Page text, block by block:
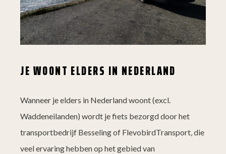
JE WOONT ELDERS IN NEDERLAND
Wanneer je elders in Nederland woont (excl.
Waddeneilanden) wordt je fiets bezorgd door het
transportbedrijf Besseling of FlevobirdTransport, die
veel ervaring hebben op het gebied van